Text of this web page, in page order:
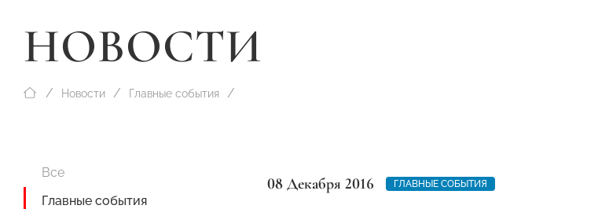
НОВОСТИ
Новости Главные события
Все
Главные события
08 Декабря 2016 ГЛАВНЫЕ СОБЫТИЯ